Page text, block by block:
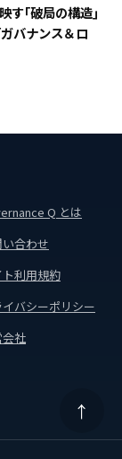
す｢破局の構造｣
バナンス＆ロ
↑
Q とは
合わせ
ト利用規約
イバシーポリシー
社